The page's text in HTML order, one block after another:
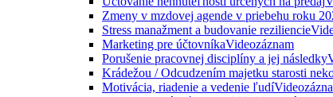
Zmeny v mzdovej agende v priebehu roku
Stress manažment a budovanie reziliencie
Marketing pre účtovníkaVideozáznam
Porušenie pracovnej disciplíny a jej následky
Krádežou / Odcudzením majetku starosti
Motivácia, riadenie a vedenie ľudí